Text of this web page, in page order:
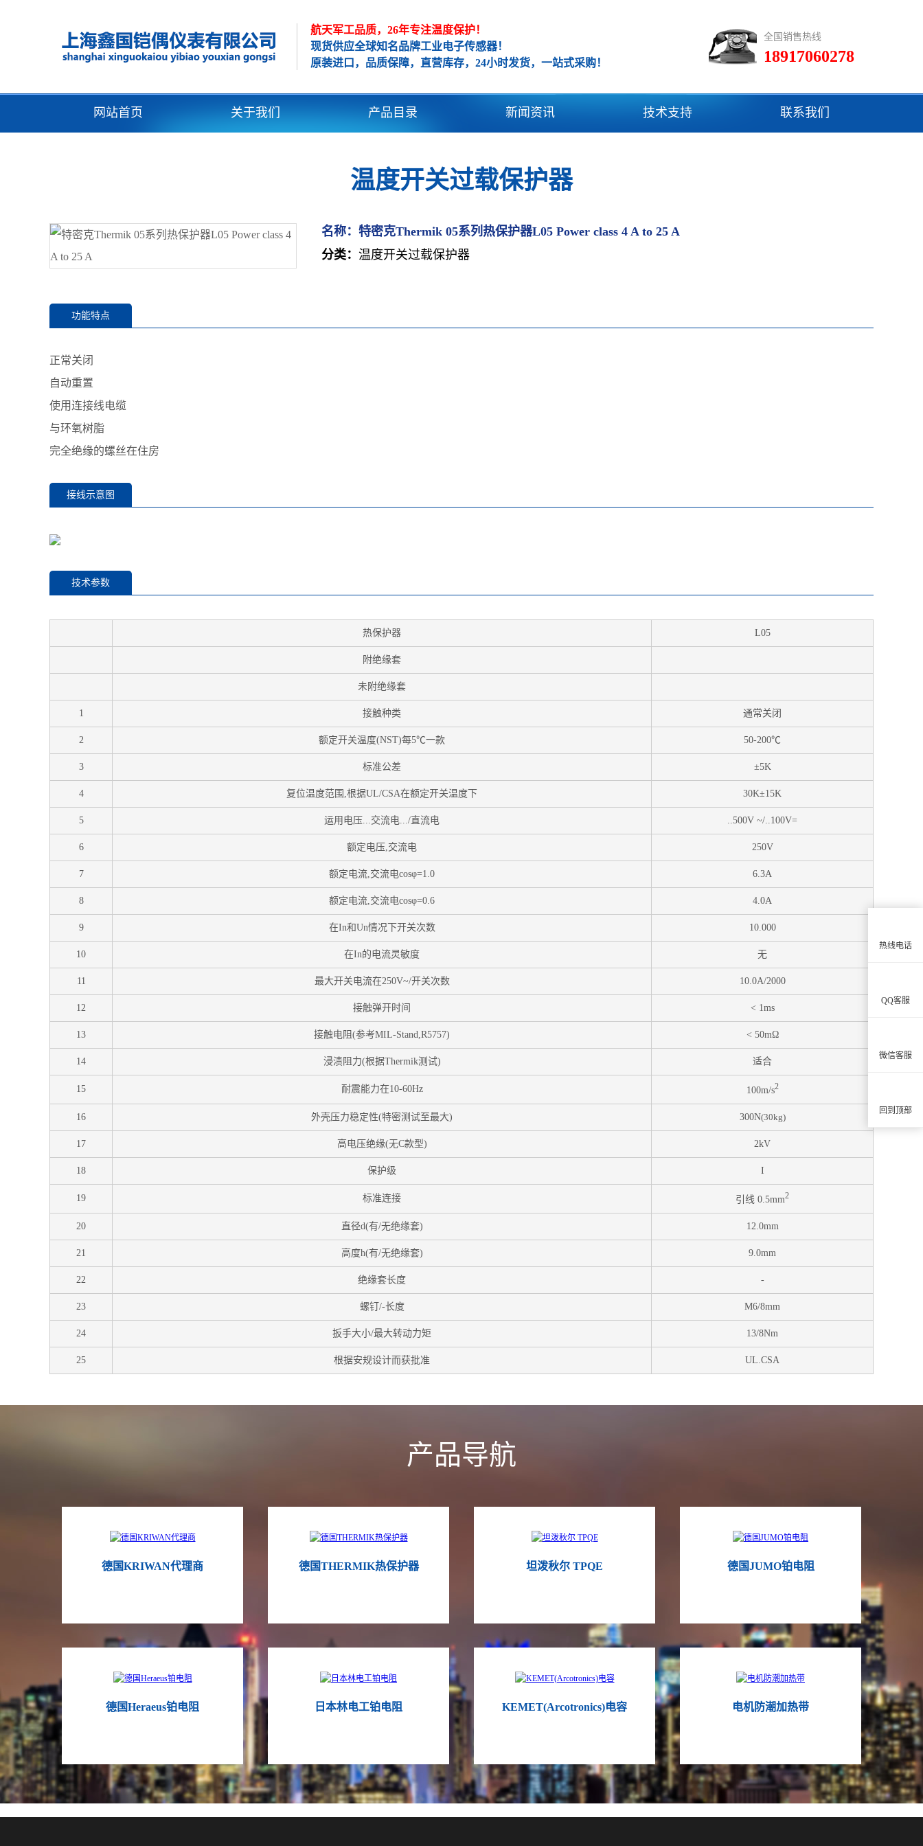
航天军工品质，26年专注温度保护！
现货供应全球知名品牌工业电子传感器！
原装进口，品质保障，直营库存，24小时发货，一站式采购！
全国销售热线
18917060278
网站首页 关于我们 产品目录 新闻资讯 技术支持 联系我们
温度开关过载保护器
名称： 特密克Thermik 05系列热保护器L05 Power class 4 A to 25 A
分类： 温度开关过载保护器
功能特点
正常关闭
自动重置
使用连接线电缆
与环氧树脂
完全绝缘的螺丝在住房
接线示意图
技术参数
热保护器 L05
附绝缘套
未附绝缘套
1 接触种类 通常关闭
2 额定开关温度(NST)每5℃一款 50-200℃
3 标准公差 ±5K
4 复位温度范围,根据UL/CSA在额定开关温度下 30K±15K
5 运用电压...交流电.../直流电 ..500V ~/..100V=
6 额定电压,交流电 250V
7 额定电流,交流电cosφ=1.0 6.3A
8 额定电流,交流电cosφ=0.6 4.0A
9 在In和Un情况下开关次数 10.000
10 在In的电流灵敏度 无
11 最大开关电流在250V~/开关次数 10.0A/2000
12 接触弹开时间 < 1ms
13 接触电阻(参考MIL-Stand,R5757) < 50mΩ
14 浸渍阻力(根据Thermik测试) 适合
15 耐震能力在10-60Hz 100m/s2
16 外壳压力稳定性(特密测试至最大) 300N(30kg)
17 高电压绝缘(无C款型) 2kV
18 保护级 I
19 标准连接 引线 0.5mm2
20 直径d(有/无绝缘套) 12.0mm
21 高度h(有/无绝缘套) 9.0mm
22 绝缘套长度 -
23 螺钉/-长度 M6/8mm
24 扳手大小/最大转动力矩 13/8Nm
25 根据安规设计而获批准 UL.CSA
产品导航
德国KRIWAN代理商 德国THERMIK热保护器 坦泼秋尔 TPQE 德国JUMO铂电阻
德国Heraeus铂电阻 日本林电工铂电阻 KEMET(Arcotronics)电容 电机防潮加热带
热线电话
QQ客服
微信客服
回到顶部